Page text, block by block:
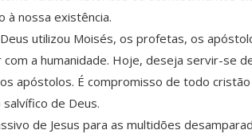
à nossa existência.
utilizou Moisés, os profetas, os
a humanidade. Hoje, deseja servir-se
apóstolos. É compromisso de todo
de Deus.
de Jesus para as multidões